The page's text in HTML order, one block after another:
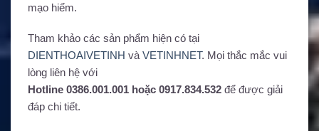
mạo hiểm.
Tham khảo các sản phẩm hiện có tại
DIENTHOAIVETINH và VETINHNET. Mọi thắc mắc vui
lòng liên hệ với
Hotline 0386.001.001 hoặc 0917.834.532 để được giải
đáp chi tiết.